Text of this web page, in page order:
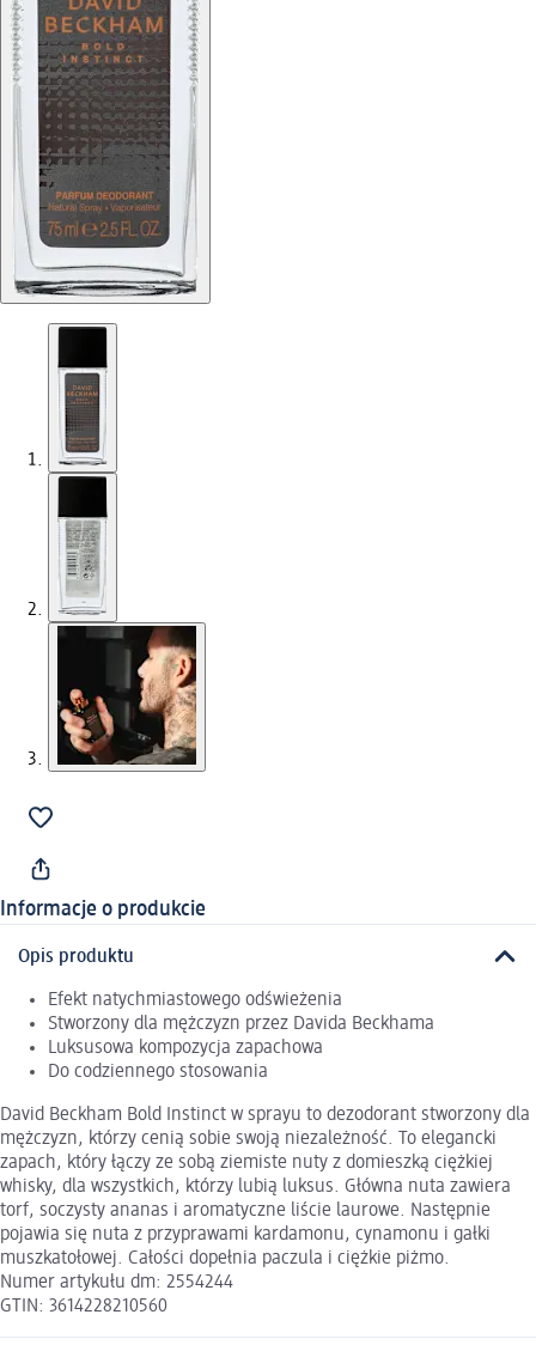
Informacje o produkcie
Opis produktu
Efekt natychmiastowego odświeżenia
Stworzony dla mężczyzn przez Davida Beckhama
Luksusowa kompozycja zapachowa
Do codziennego stosowania
David Beckham Bold Instinct w sprayu to dezodorant stworzony dla
mężczyzn, którzy cenią sobie swoją niezależność. To elegancki
zapach, który łączy ze sobą ziemiste nuty z domieszką ciężkiej
whisky, dla wszystkich, którzy lubią luksus. Główna nuta zawiera
torf, soczysty ananas i aromatyczne liście laurowe. Następnie
pojawia się nuta z przyprawami kardamonu, cynamonu i gałki
muszkatołowej. Całości dopełnia paczula i ciężkie piżmo.
Numer artykułu dm: 2554244
GTIN: 3614228210560